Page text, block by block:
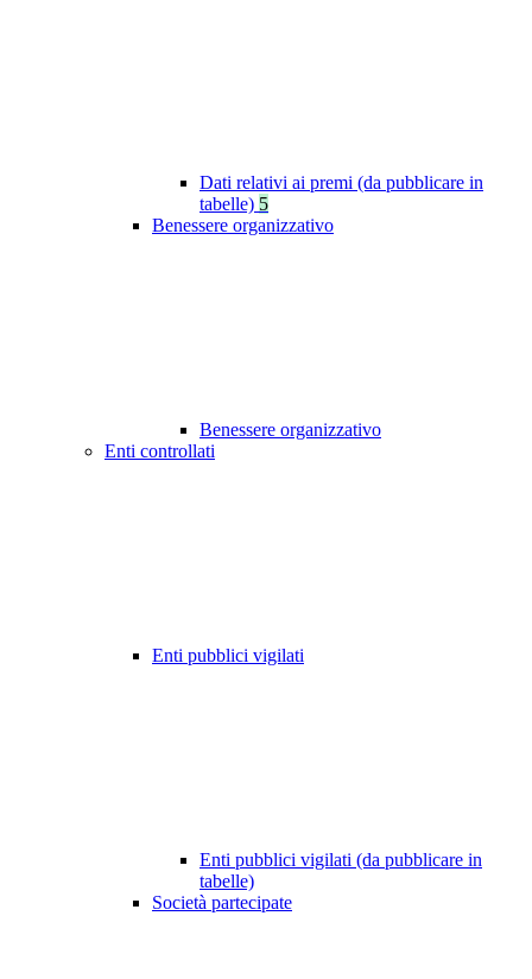
Dati relativi ai premi (da pubblicare in
tabelle) 5
Benessere organizzativo
Benessere organizzativo
Enti controllati
Enti pubblici vigilati
Enti pubblici vigilati (da pubblicare in
tabelle)
Società partecipate